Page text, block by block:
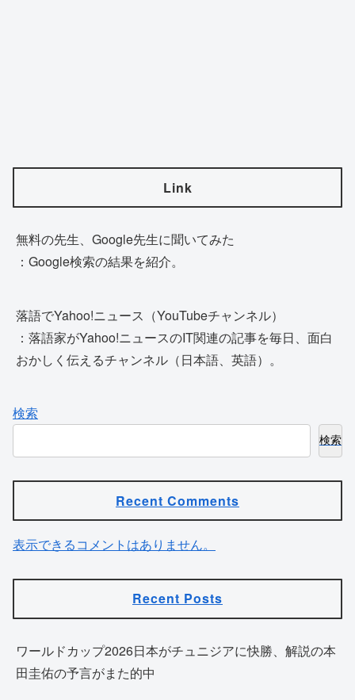
Link
無料の先生、Google先生に聞いてみた
：Google検索の結果を紹介。
落語でYahoo!ニュース（YouTubeチャンネル）
：落語家がYahoo!ニュースのIT関連の記事を毎日、面白
おかしく伝えるチャンネル（日本語、英語）。
検索
検索
Recent Comments
表示できるコメントはありません。
Recent Posts
ワールドカップ2026日本がチュニジアに快勝、解説の本
田圭佑の予言がまた的中